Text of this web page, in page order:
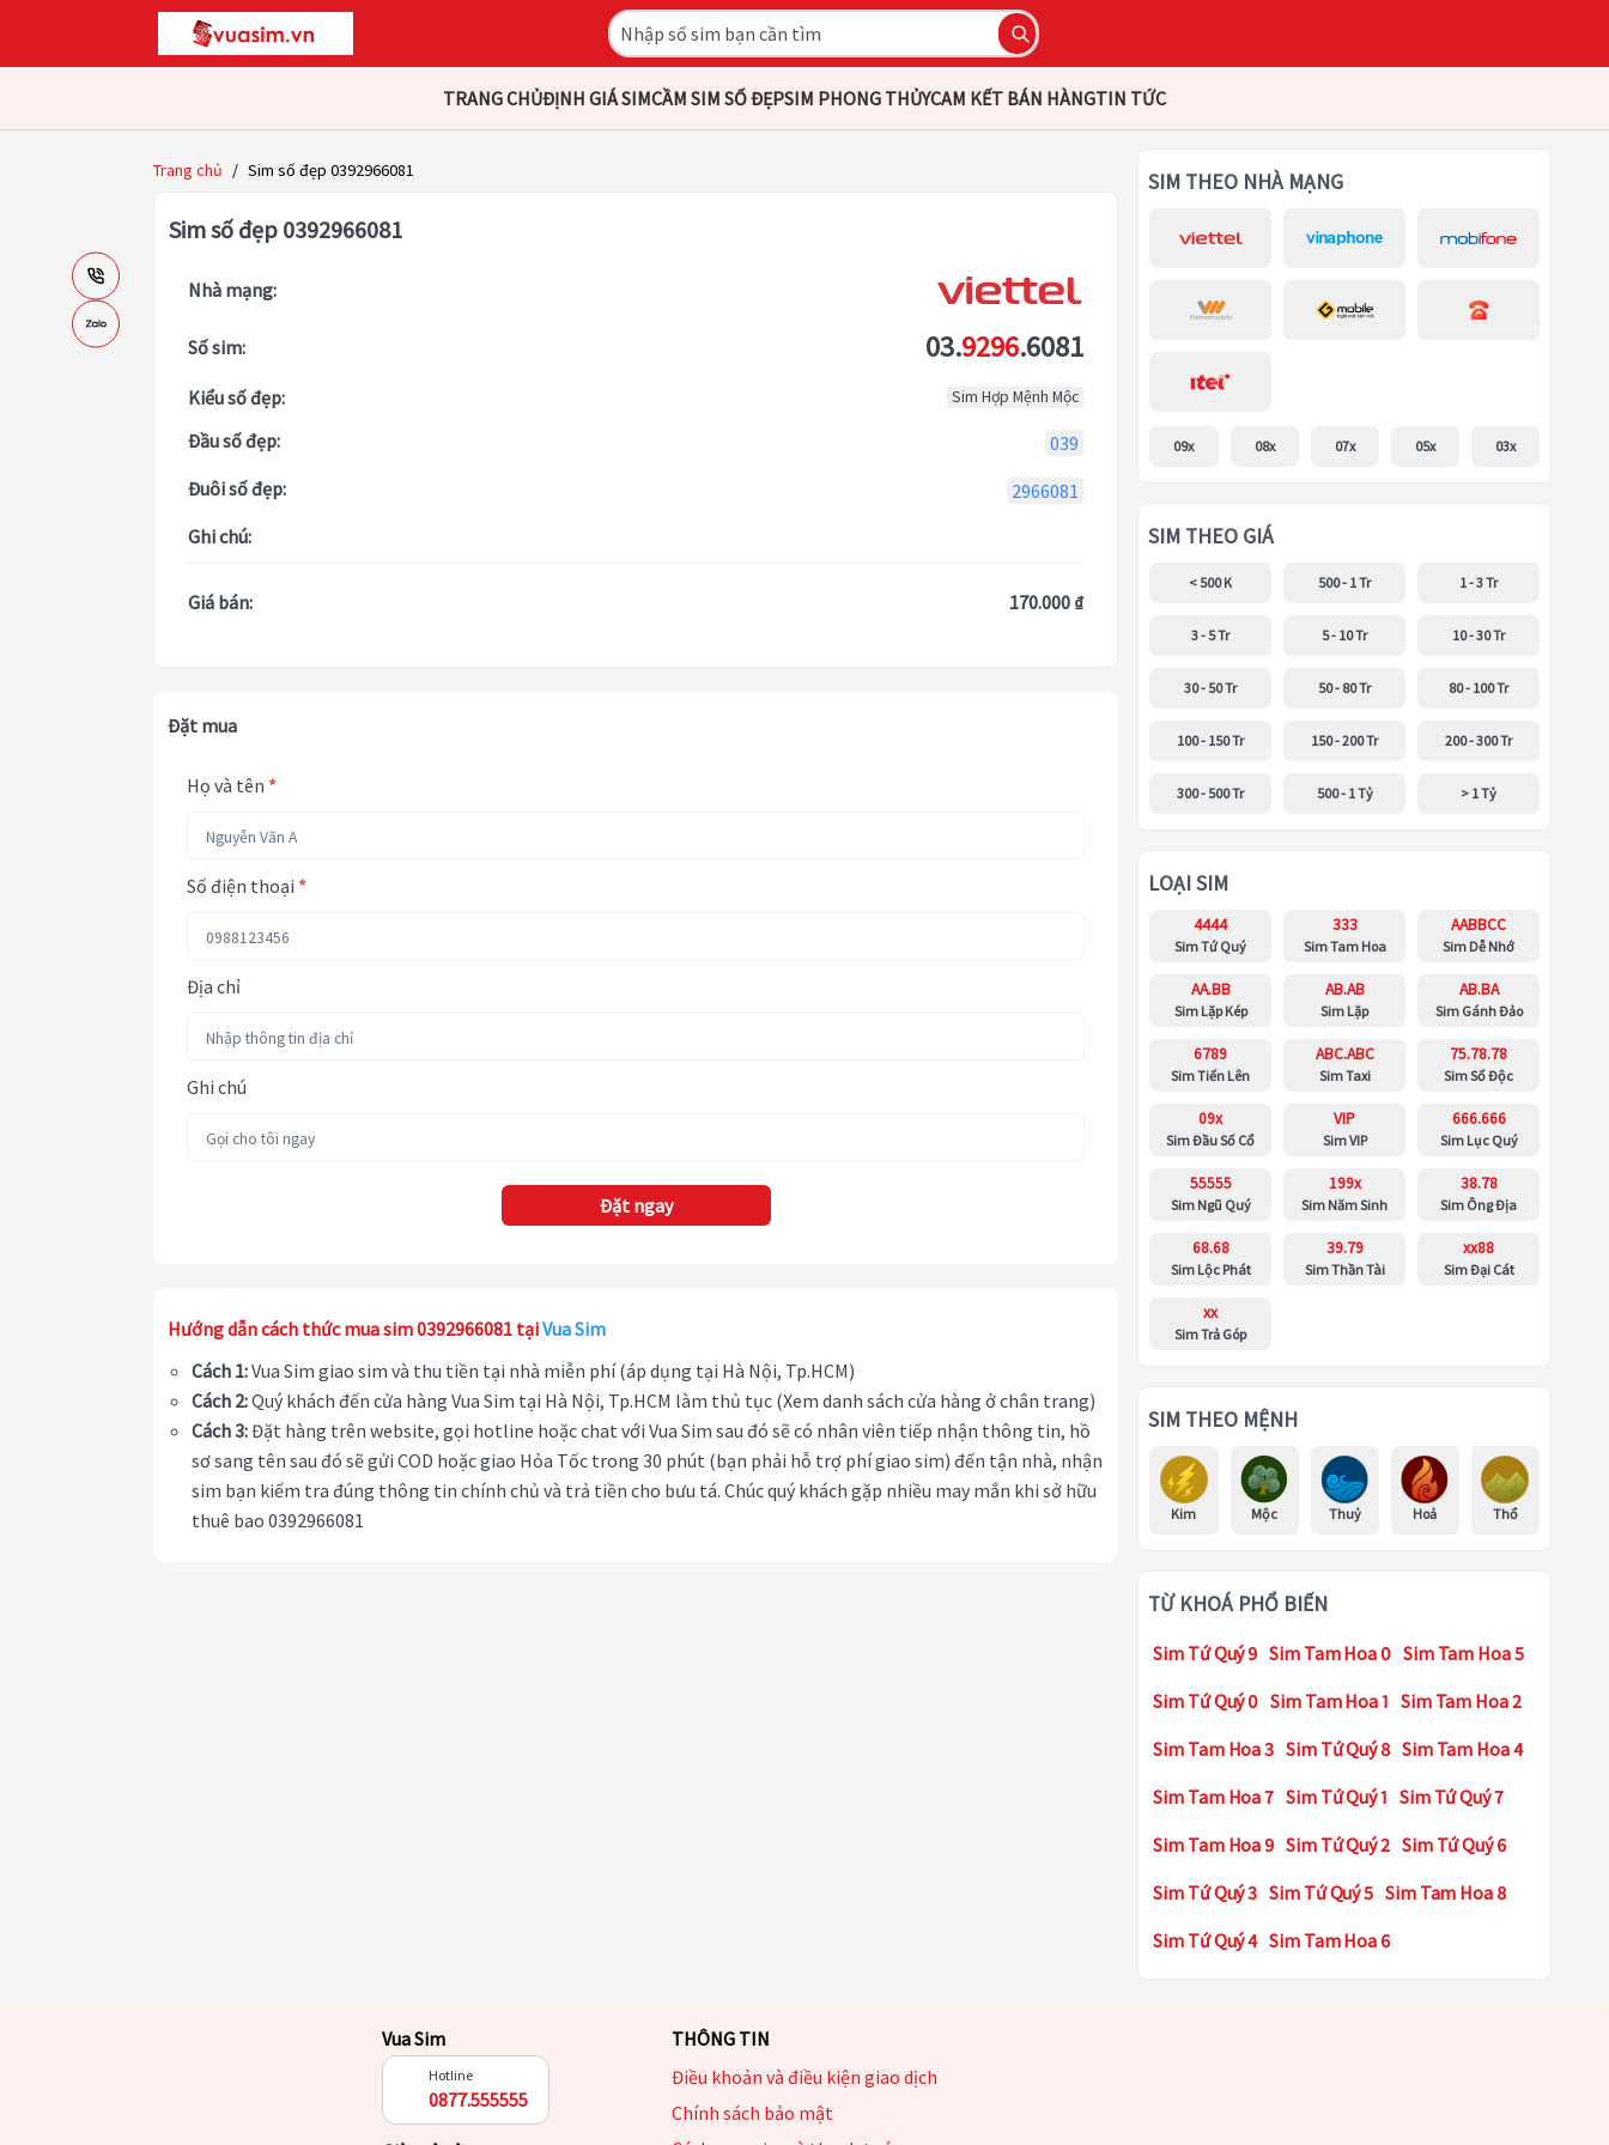
TRANG CHỦĐỊNH GIÁ SIMCẦM SIM SỐ ĐẸPSIM PHONG THỦYCAM KẾT BÁN HÀNGTIN TỨC
Trang chủ / Sim số đẹp 0392966081
Sim số đẹp 0392966081
Nhà mạng:
Số sim: 03.9296.6081
Kiểu số đẹp: Sim Hợp Mệnh Mộc
Đầu số đẹp:
039
Đuôi số đẹp:
2966081
Ghi chú:
Giá bán: 170.000 ₫
Đặt mua
Họ và tên *
Số điện thoại *
Địa chỉ
Ghi chú
Đặt ngay
Hướng dẫn cách thức mua sim 0392966081 tạiVua Sim
Cách 1:Vua Sim giao sim và thu tiền tại nhà miễn phí (áp dụng tại Hà Nội, Tp.HCM)
Cách 2:Quý khách đến cửa hàng Vua Sim tại Hà Nội, Tp.HCM làm thủ tục (Xem danh sách cửa hàng ở chân trang)
Cách 3:Đặt hàng trên website, gọi hotline hoặc chat với Vua Sim sau đó sẽ có nhân viên tiếp nhận thông tin, hồ
sơ sang tên sau đó sẽ gửi COD hoặc giao Hỏa Tốc trong 30 phút (bạn phải hỗ trợ phí giao sim) đến tận nhà, nhận
sim bạn kiểm tra đúng thông tin chính chủ và trả tiền cho bưu tá. Chúc quý khách gặp nhiều may mắn khi sở hữu
thuê bao 0392966081
SIM THEO NHÀ MẠNG
09x 08x 07x 05x 03x
SIM THEO GIÁ
< 500 K 500 - 1 Tr 1 - 3 Tr
3 - 5 Tr 5 - 10 Tr 10 - 30 Tr
30 - 50 Tr 50 - 80 Tr 80 - 100 Tr
100 - 150 Tr 150 - 200 Tr 200 - 300 Tr
300 - 500 Tr 500 - 1 Tỷ > 1 Tỷ
LOẠI SIM
4444
Sim Tứ Quý
333
Sim Tam Hoa
AABBCC
Sim Dễ Nhớ
AA.BB
Sim Lặp Kép
AB.AB
Sim Lặp
AB.BA
Sim Gánh Đảo
6789
Sim Tiến Lên
ABC.ABC
Sim Taxi
75.78.78
Sim Số Độc
09x
Sim Đầu Số Cổ
VIP
Sim VIP
666.666
Sim Lục Quý
55555
Sim Ngũ Quý
199x
Sim Năm Sinh
38.78
Sim Ông Địa
68.68
Sim Lộc Phát
39.79
Sim Thần Tài
xx88
Sim Đại Cát
xx
Sim Trả Góp
SIM THEO MỆNH
Kim Mộc Thuỷ Hoả Thổ
TỪ KHOÁ PHỔ BIẾN
Sim Tứ Quý 9 Sim Tam Hoa 0 Sim Tam Hoa 5
Sim Tứ Quý 0 Sim Tam Hoa 1 Sim Tam Hoa 2
Sim Tam Hoa 3 Sim Tứ Quý 8 Sim Tam Hoa 4
Sim Tam Hoa 7 Sim Tứ Quý 1 Sim Tứ Quý 7
Sim Tam Hoa 9 Sim Tứ Quý 2 Sim Tứ Quý 6
Sim Tứ Quý 3 Sim Tứ Quý 5 Sim Tam Hoa 8
Sim Tứ Quý 4 Sim Tam Hoa 6
Vua Sim
Hotline
0877.555555
THÔNG TIN
Điều khoản và điều kiện giao dịch
Chính sách bảo mật